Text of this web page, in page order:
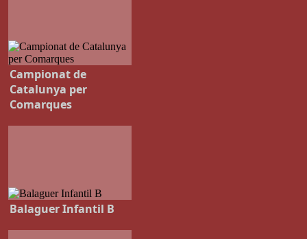
Campionat de
Catalunya per
Comarques
Balaguer Infantil B